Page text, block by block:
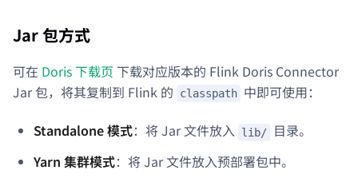
Jar 包方式
可在 Doris 下载页 下载对应版本的 Flink Doris Connector
Jar 包，将其复制到 Flink 的
classpath 中即可使用：
Standalone 模式：将 Jar 文件放入 lib/
目录。
Yarn 集群模式：将 Jar 文件放入预部署包中。